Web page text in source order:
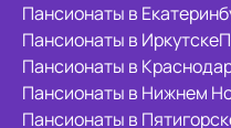
Пансионаты в
Пансионаты в Иркутске
Пансионаты в
Пансионаты в Нижнем
Пансионаты в